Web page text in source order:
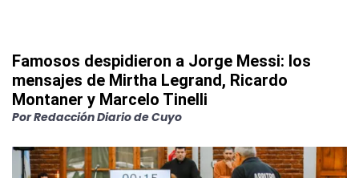
Famosos despidieron a Jorge Messi: los
mensajes de Mirtha Legrand, Ricardo
Montaner y Marcelo Tinelli
PorRedacción Diario de Cuyo